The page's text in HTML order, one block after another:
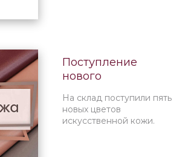
Поступление
нового
искусственной
кожи
На склад поступили пять
новых цветов
искусственной кожи.